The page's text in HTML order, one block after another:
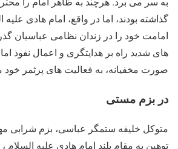
گذاشته بودند، اما در واقع، امام هادی
امامت خود را در زندان نظامی عباسیان
های شدید راه بر هدایتگری و اعمال نفوذ
صورت مخفیانه، به فعالیت های پرثمر خود
در بزم مستی
متوکل خلیفه ستمگر عباسی، بزم شرابی
توهین به مقام بلند امام هادی علیه السلام ،